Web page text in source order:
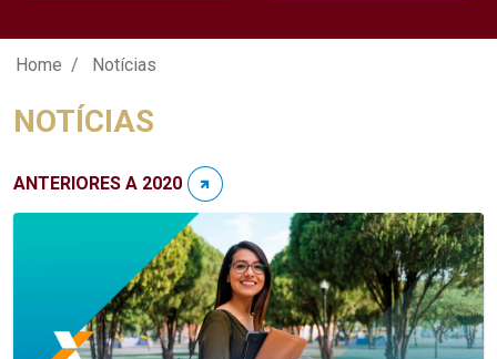
Notícias - Unicap
Home Notícias
NOTÍCIAS
ANTERIORES A 2020